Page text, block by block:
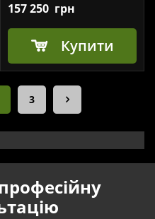
157 250 грн
Купити
3